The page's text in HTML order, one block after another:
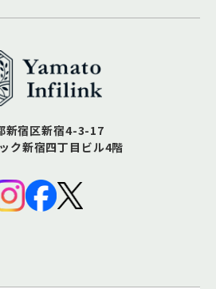
新宿区新宿4-3-17
ク新宿四丁目ビル4階